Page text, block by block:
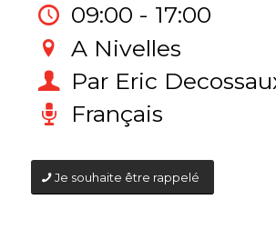
09:00 - 17:00
A Nivelles
Par Eric
Français
Je souhaite être rappelé